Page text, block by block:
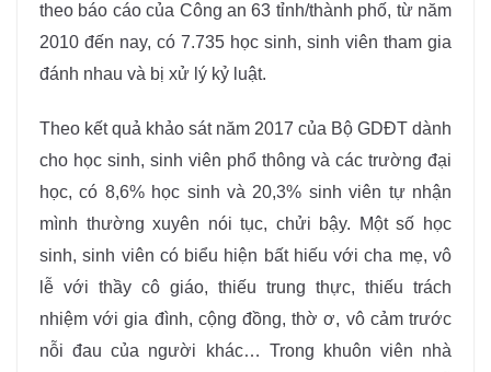
theo báo cáo của Công an 63 tỉnh/thành phố, từ năm
2010 đến nay, có 7.735 học sinh, sinh viên tham gia
đánh nhau và bị xử lý kỷ luật.
Theo kết quả khảo sát năm 2017 của Bộ GDĐT dành
cho học sinh, sinh viên phổ thông và các trường đại
học, có 8,6% học sinh và 20,3% sinh viên tự nhận
mình thường xuyên nói tục, chửi bậy. Một số học
sinh, sinh viên có biểu hiện bất hiếu với cha mẹ, vô
lễ với thầy cô giáo, thiếu trung thực, thiếu trách
nhiệm với gia đình, cộng đồng, thờ ơ, vô cảm trước
nỗi đau của người khác… Trong khuôn viên nhà